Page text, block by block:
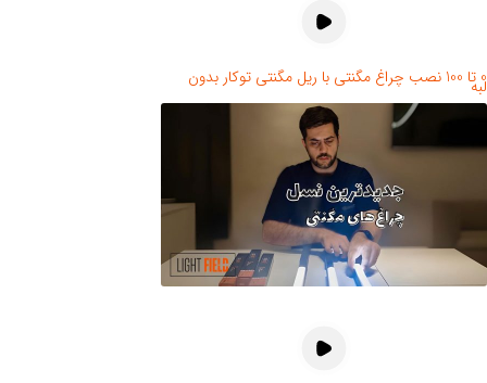
0 تا 100 نصب چراغ مگنتی با ریل مگنتی توکار بدون لبه